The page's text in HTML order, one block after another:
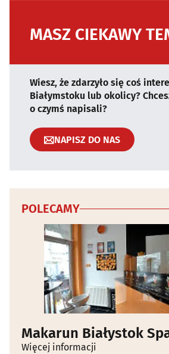
MASZ CIEKAWY
Wiesz, że zdarzyło się coś
Białymstoku lub okolicy?
o czymś napisali?
NAPISZ DO NAS
POLECAMY
Makarun Białystok
Więcej informacji